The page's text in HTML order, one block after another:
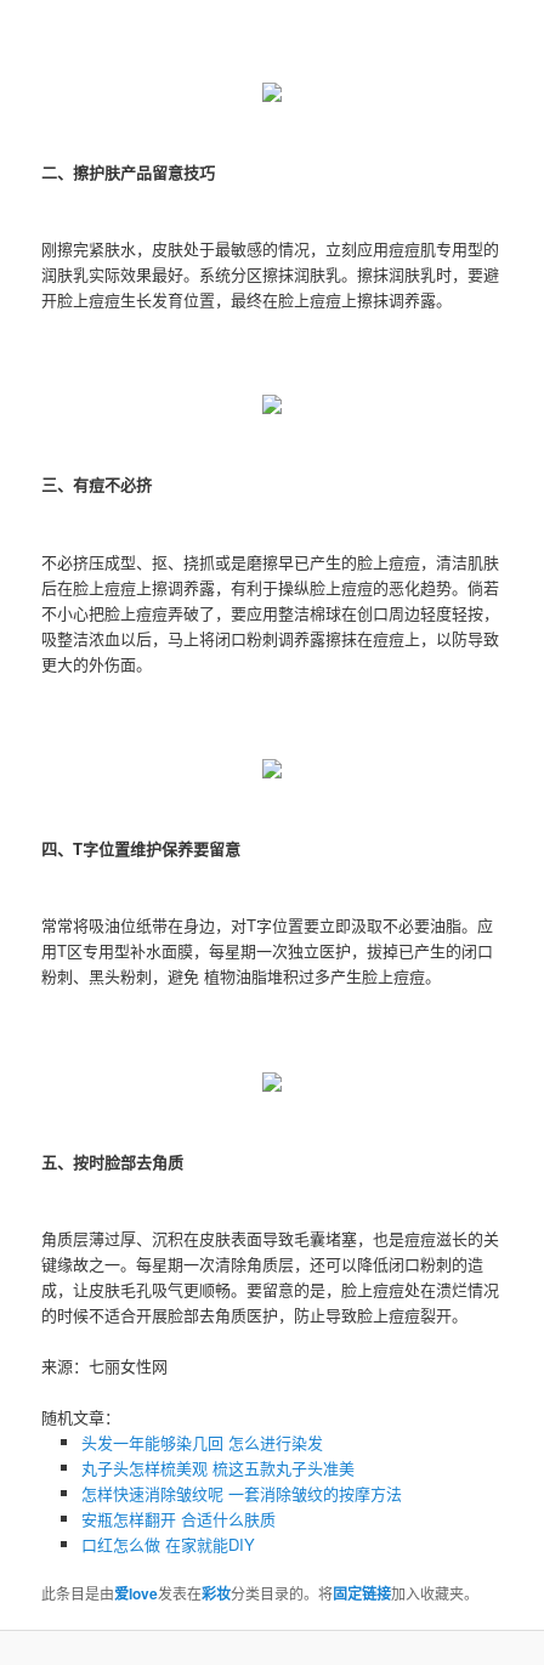
二、擦护肤产品留意技巧
刚擦完紧肤水，皮肤处于最敏感的情况，立刻应用痘痘肌专用型的
润肤乳实际效果最好。系统分区擦抹润肤乳。擦抹润肤乳时，要避
开脸上痘痘生长发育位置，最终在脸上痘痘上擦抹调养露。
三、有痘不必挤
不必挤压成型、抠、挠抓或是磨擦早已产生的脸上痘痘，清洁肌肤
后在脸上痘痘上擦调养露，有利于操纵脸上痘痘的恶化趋势。倘若
不小心把脸上痘痘弄破了，要应用整洁棉球在创口周边轻度轻按，
吸整洁浓血以后，马上将闭口粉刺调养露擦抹在痘痘上，以防导致
更大的外伤面。
四、T字位置维护保养要留意
常常将吸油位纸带在身边，对T字位置要立即汲取不必要油脂。应
用T区专用型补水面膜，每星期一次独立医护，拔掉已产生的闭口
粉刺、黑头粉刺，避免 植物油脂堆积过多产生脸上痘痘。
五、按时脸部去角质
角质层薄过厚、沉积在皮肤表面导致毛囊堵塞，也是痘痘滋长的关
键缘故之一。每星期一次清除角质层，还可以降低闭口粉刺的造
成，让皮肤毛孔吸气更顺畅。要留意的是，脸上痘痘处在溃烂情况
的时候不适合开展脸部去角质医护，防止导致脸上痘痘裂开。
来源：七丽女性网
随机文章：
头发一年能够染几回 怎么进行染发
丸子头怎样梳美观 梳这五款丸子头准美
怎样快速消除皱纹呢 一套消除皱纹的按摩方法
安瓶怎样翻开 合适什么肤质
口红怎么做 在家就能DIY
此条目是由爱love发表在彩妆分类目录的。将固定链接加入收藏夹。